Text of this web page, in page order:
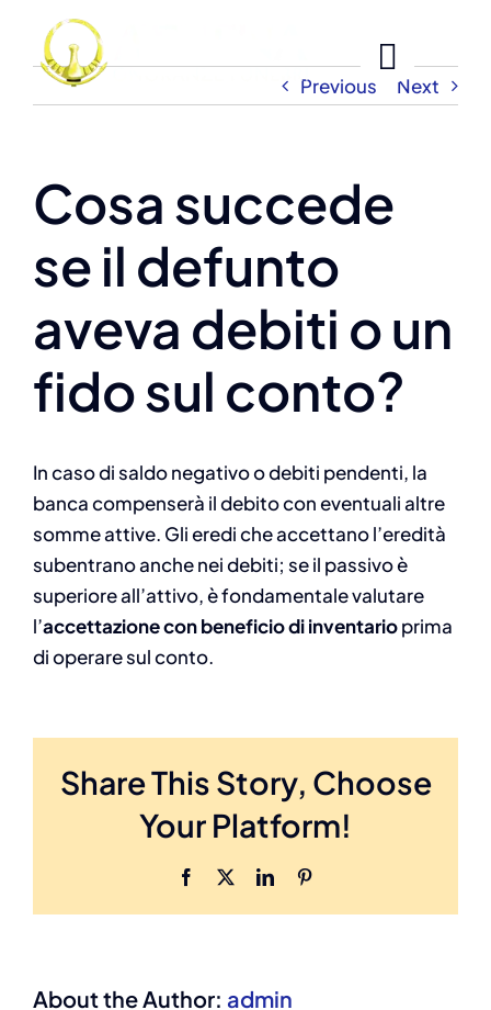
content
Previous Next
Cosa succede
se il defunto
aveva debiti o un
fido sul conto?
In caso di saldo negativo o debiti pendenti, la
banca compenserà il debito con eventuali altre
somme attive. Gli eredi che accettano l’eredità
subentrano anche nei debiti; se il passivo è
superiore all’attivo, è fondamentale valutare
l’accettazione con beneficio di inventarioprima
di operare sul conto.
Share This Story, Choose
Your Platform!
FacebookLinkedIn
About the Author: admin